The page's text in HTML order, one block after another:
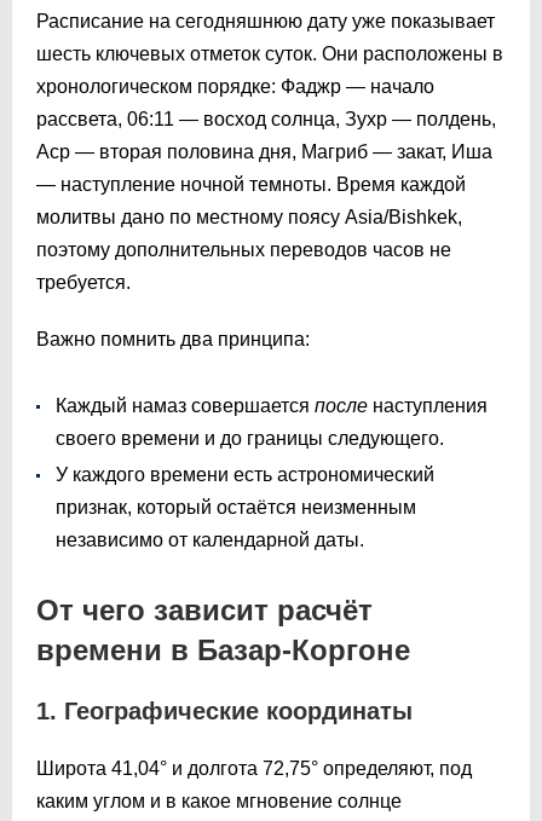
Расписание на сегодняшнюю дату уже показывает
шесть ключевых отметок суток. Они расположены в
хронологическом порядке: Фаджр — начало
рассвета, 06:11 — восход солнца, Зухр — полдень,
Аср — вторая половина дня, Магриб — закат, Иша
— наступление ночной темноты. Время каждой
молитвы дано по местному поясу Asia/Bishkek,
поэтому дополнительных переводов часов не
требуется.
Важно помнить два принципа:
Каждый намаз совершается после наступления
своего времени и до границы следующего.
У каждого времени есть астрономический
признак, который остаётся неизменным
независимо от календарной даты.
От чего зависит расчёт
времени в Базар-Коргоне
1. Географические координаты
Широта 41,04° и долгота 72,75° определяют, под
каким углом и в какое мгновение солнце